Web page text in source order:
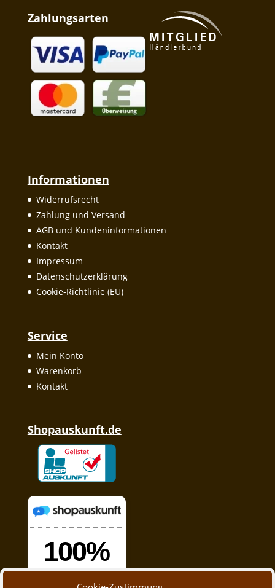
Zahlungsarten
Informationen
Widerrufsrecht
Zahlung und Versand
AGB und Kundeninformationen
Kontakt
Impressum
Datenschutzerklärung
Cookie-Richtlinie (EU)
Service
Mein Konto
Warenkorb
Kontakt
Shopauskunft.de